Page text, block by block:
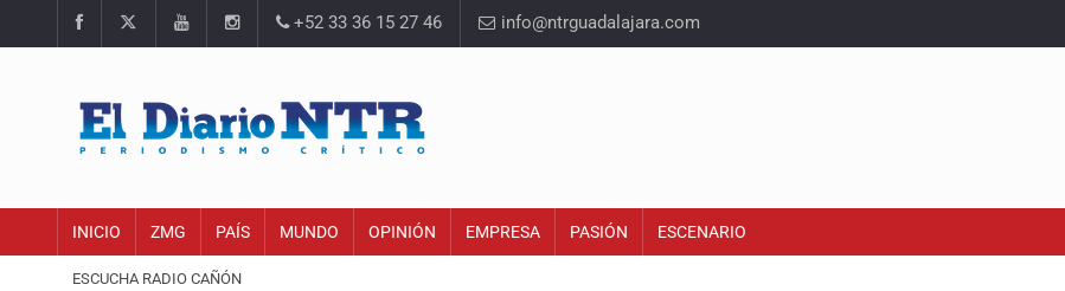
+52 33 36 15 27 46 info@ntrguadalajara.com
INICIO ZMG PAÍS MUNDO OPINIÓN EMPRESA PASIÓN ESCENARIO
ESCUCHA RADIO CAÑÓN